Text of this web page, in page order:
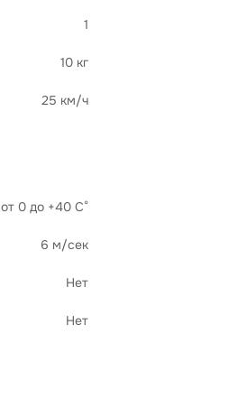
1
10 кг
25 км/ч
от 0 до +40 С°
6 м/сек
Нет
Нет